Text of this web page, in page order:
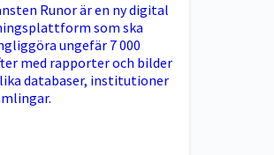
Runor är en ny digital
som ska
ungefär 7 000
med rapporter och bilder
databaser, institutioner